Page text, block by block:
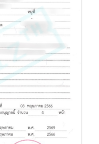
รื่องมือแพทย์
อพูดถึงการทำการตลาดเครื่อง
าดไม่ได้ นั่นคือ ฆพ. หรือใบอนุญาต